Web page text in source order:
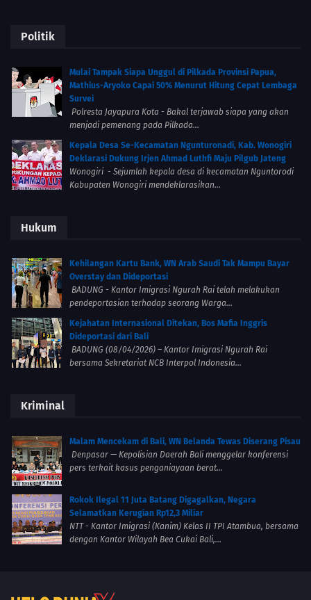
Politik
Mulai Tampak Siapa Unggul di Pilkada Provinsi Papua,
Mathius-Aryoko Capai 50% Menurut Hitung Cepat Lembaga
Survei
Polresta Jayapura Kota - Bakal terjawab siapa yang akan
menjadi pemenang pada Pilkada...
Kepala Desa Se-Kecamatan Ngunturonadi, Kab. Wonogiri
Deklarasi Dukung Irjen Ahmad Luthfi Maju Pilgub Jateng
Wonogiri - Sejumlah kepala desa di kecamatan Nguntorodi
Kabupaten Wonogiri mendeklarasikan...
Hukum
Kehilangan Kartu Bank, WN Arab Saudi Tak Mampu Bayar
Overstay dan Dideportasi
BADUNG - Kantor Imigrasi Ngurah Rai telah melakukan
pendeportasian terhadap seorang Warga...
Kejahatan Internasional Ditekan, Bos Mafia Inggris
Dideportasi dari Bali
BADUNG (08/04/2026) – Kantor Imigrasi Ngurah Rai
bersama Sekretariat NCB Interpol Indonesia...
Kriminal
Malam Mencekam di Bali, WN Belanda Tewas Diserang Pisau
Denpasar — Kepolisian Daerah Bali menggelar konferensi
pers terkait kasus penganiayaan berat...
Rokok Ilegal 11 Juta Batang Digagalkan, Negara
Selamatkan Kerugian Rp12,3 Miliar
NTT - Kantor Imigrasi (Kanim) Kelas II TPI Atambua, bersama
dengan Kantor Wilayah Bea Cukai Bali,...